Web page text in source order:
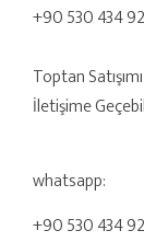
+90 530 434
Toptan
İletişime
whatsapp:
+90 530 434